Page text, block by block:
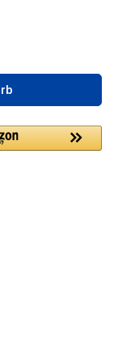
Wert